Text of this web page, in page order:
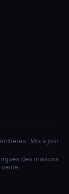
· Mis à jour
des maisons
vente.